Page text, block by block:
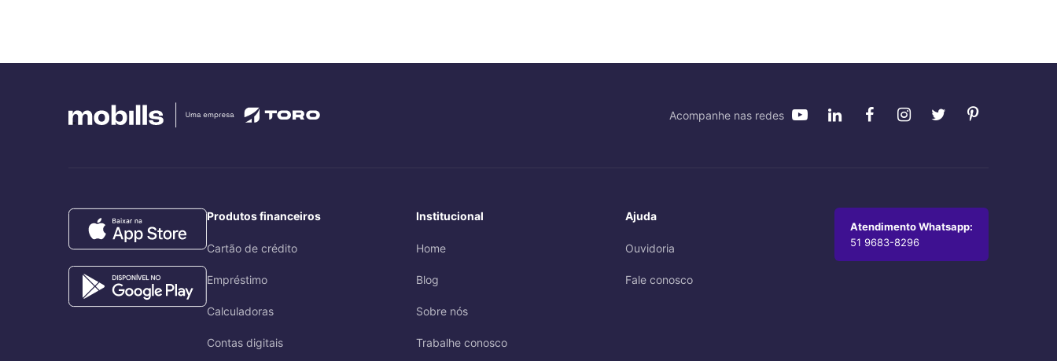
Acompanhe nas redes
Produtos financeiros
Cartão de crédito
Empréstimo
Calculadoras
Contas digitais
Institucional
Home
Blog
Sobre nós
Trabalhe conosco
Ajuda
Ouvidoria
Fale conosco
Atendimento Whatsapp:
51 9683-8296